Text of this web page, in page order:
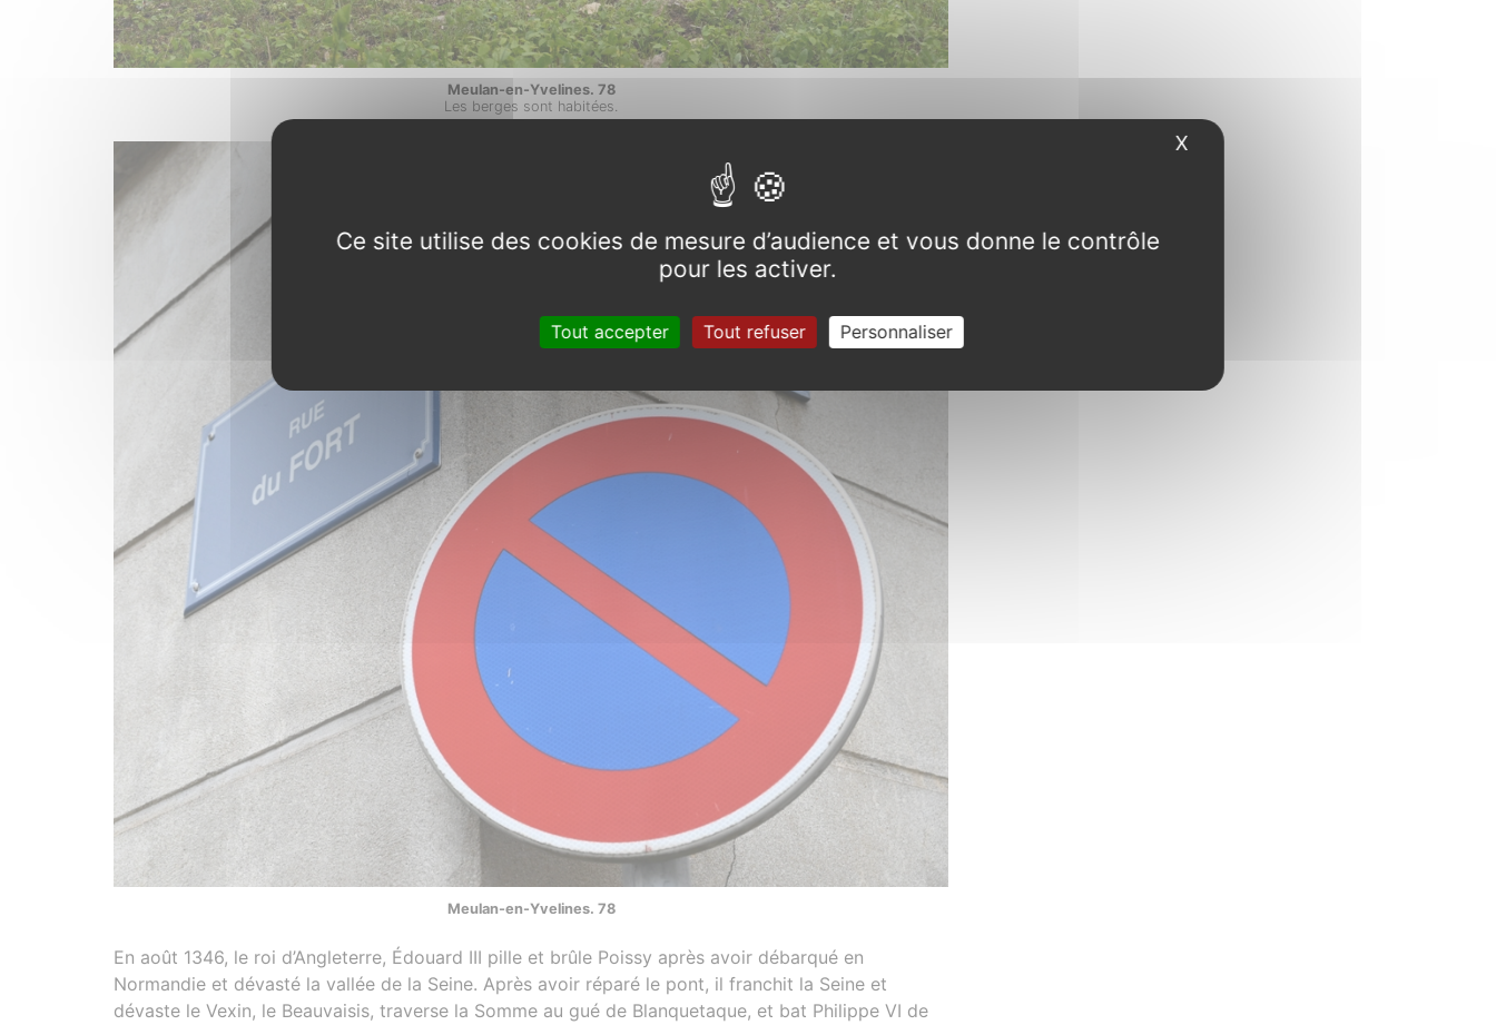
Meulan-en-Yvelines. 78
Les berges sont habitées.
Meulan-en-Yvelines. 78
En août 1346, le roi d’Angleterre, Édouard III pille et brûle Poissy après avoir débarqué en
Normandie et dévasté la vallée de la Seine. Après avoir réparé le pont, il franchit la Seine et
dévaste le Vexin, le Beauvaisis, traverse la Somme au gué de Blanquetaque, et bat Philippe VI de
Ce site utilise des cookies de mesure d’audience et vous donne le contrôle
pour les activer.
Tout accepter Tout refuser Personnaliser
X Masquer le bandeau des cookies